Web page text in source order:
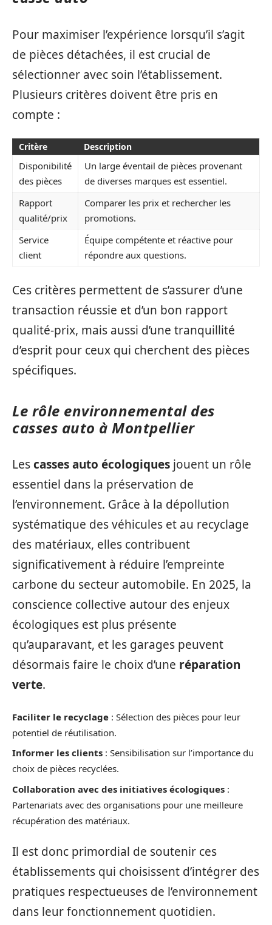
Pour maximiser l’expérience lorsqu’il s’agit
de pièces détachées, il est crucial de
sélectionner avec soin l’établissement.
Plusieurs critères doivent être pris en
compte :
Critère Description
Disponibilité
des pièces
Un large éventail de pièces provenant
de diverses marques est essentiel.
Rapport
qualité/prix
Comparer les prix et rechercher les
promotions.
Service
client
Équipe compétente et réactive pour
répondre aux questions.
Ces critères permettent de s’assurer d’une
transaction réussie et d’un bon rapport
qualité-prix, mais aussi d’une tranquillité
d’esprit pour ceux qui cherchent des pièces
spécifiques.
Le rôle environnemental des
casses auto à Montpellier
Lescasses auto écologiques jouent un rôle
essentiel dans la préservation de
l’environnement. Grâce à la dépollution
systématique des véhicules et au recyclage
des matériaux, elles contribuent
significativement à réduire l’empreinte
carbone du secteur automobile. En 2025, la
conscience collective autour des enjeux
écologiques est plus présente
qu’auparavant, et les garages peuvent
désormais faire le choix d’une réparation
verte.
Faciliter le recyclage : Sélection des pièces pour leur
potentiel de réutilisation.
Informer les clients : Sensibilisation sur l’importance du
choix de pièces recyclées.
Collaboration avec des initiatives écologiques :
Partenariats avec des organisations pour une meilleure
récupération des matériaux.
Il est donc primordial de soutenir ces
établissements qui choisissent d’intégrer des
pratiques respectueuses de l’environnement
dans leur fonctionnement quotidien.